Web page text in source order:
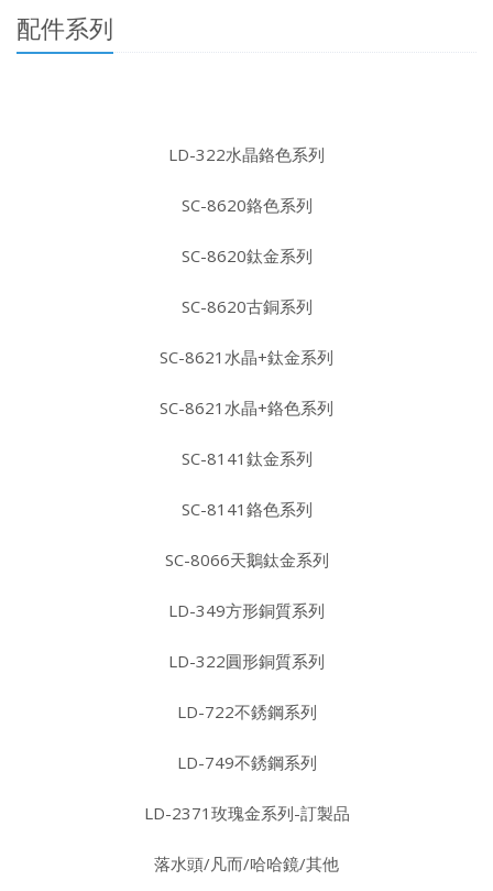
配件系列
LD-322水晶鉻色系列
SC-8620鉻色系列
SC-8620鈦金系列
SC-8620古銅系列
SC-8621水晶+鈦金系列
SC-8621水晶+鉻色系列
SC-8141鈦金系列
SC-8141鉻色系列
SC-8066天鵝鈦金系列
LD-349方形銅質系列
LD-322圓形銅質系列
LD-722不銹鋼系列
LD-749不銹鋼系列
LD-2371玫瑰金系列-訂製品
落水頭/凡而/哈哈鏡/其他